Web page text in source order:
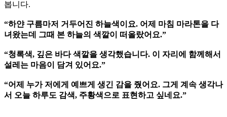
봅니다.
“하얀 구름마저 거두어진 하늘색이요. 어제 마침 마라톤을 다
녀왔는데 그때 본 하늘의 색깔이 떠올랐어요.”
“청록색, 깊은 바다 색깔을 생각했습니다. 이 자리에 함께해서
설레는 마음이 담겨 있어요.”
“어제 누가 저에게 예쁘게 생긴 감을 줬어요. 그게 계속 생각나
서 오늘 하루도 감색, 주황색으로 표현하고 싶네요.”